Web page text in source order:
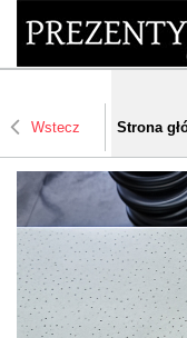
Wstecz Strona